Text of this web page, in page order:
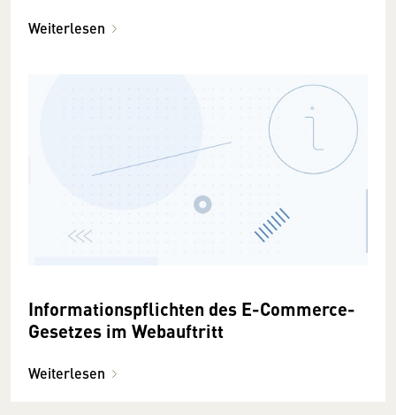
Weiterlesen
Informationspflichten des E-Commerce-
Gesetzes im Webauftritt
Weiterlesen